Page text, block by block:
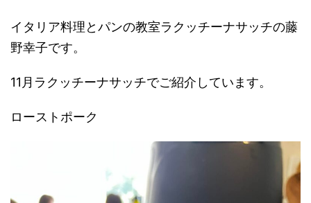
イタリア料理とパンの教室ラクッチーナサッチの藤
野幸子です。
11月ラクッチーナサッチでご紹介しています。
ローストポーク